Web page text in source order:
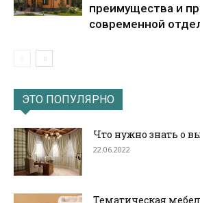
преимущества и
современной
ЭТО ПОПУЛЯРНО
Что нужно знать о
22.06.2022
Тематическая